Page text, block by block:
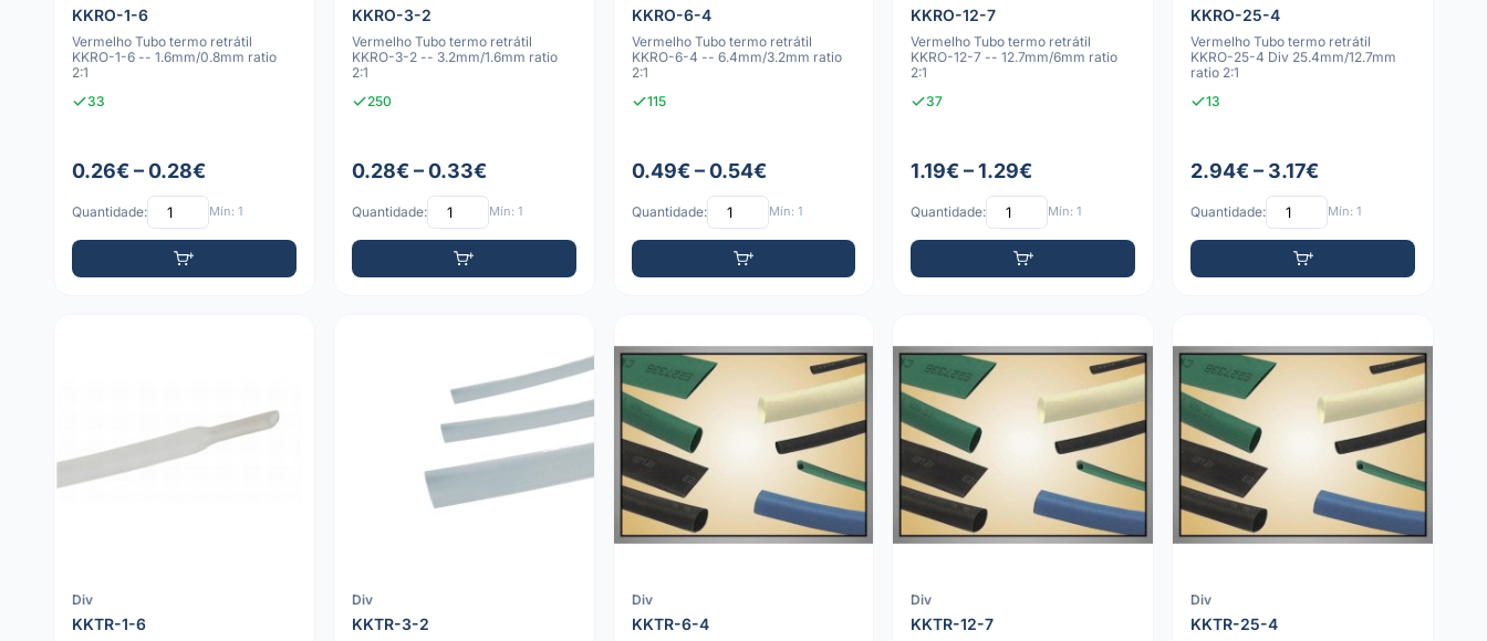
KKRO-1-6
Vermelho Tubo termo retrátil
KKRO-1-6 -- 1.6mm/0.8mm ratio
2:1
33
0.26€ – 0.28€
Quantidade: Mín: 1
KKRO-3-2
Vermelho Tubo termo retrátil
KKRO-3-2 -- 3.2mm/1.6mm ratio
2:1
250
0.28€ – 0.33€
Quantidade: Mín: 1
KKRO-6-4
Vermelho Tubo termo retrátil
KKRO-6-4 -- 6.4mm/3.2mm ratio
2:1
115
0.49€ – 0.54€
Quantidade: Mín: 1
KKRO-12-7
Vermelho Tubo termo retrátil
KKRO-12-7 -- 12.7mm/6mm ratio
2:1
37
1.19€ – 1.29€
Quantidade: Mín: 1
KKRO-25-4
Vermelho Tubo termo retrátil
KKRO-25-4 Div 25.4mm/12.7mm
ratio 2:1
13
2.94€ – 3.17€
Quantidade: Mín: 1
Div
KKTR-1-6
Div
KKTR-3-2
Div
KKTR-6-4
Div
KKTR-12-7
Div
KKTR-25-4